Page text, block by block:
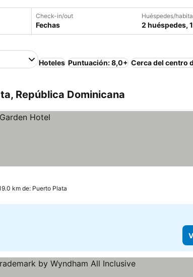
Check-in/out
Fechas
Huéspedes/
2 huéspedes,
Hoteles Puntuación: 8,0+ Cerca del centro
República Dominicana
km de: Puerto Plata